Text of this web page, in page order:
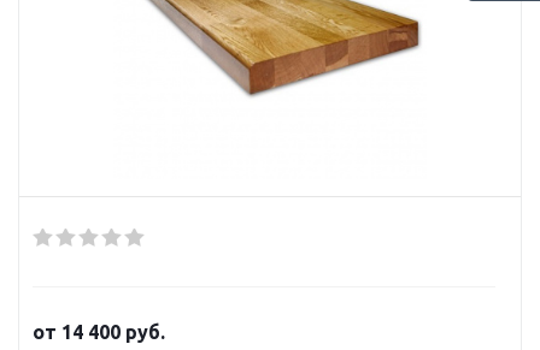
от 14 400 руб.